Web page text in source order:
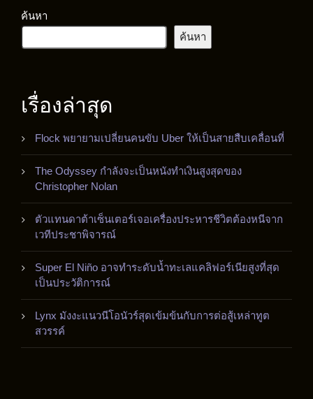
ค้นหา
ค้นหา
เรื่องล่าสุด
Flock พยายามเปลี่ยนคนขับ Uber ให้เป็นสายสืบเคลื่อนที่
The Odyssey กำลังจะเป็นหนังทำเงินสูงสุดของ
Christopher Nolan
ตัวแทนดาต้าเซ็นเตอร์เจอเครื่องประหารชีวิตต้องหนีจาก
เวทีประชาพิจารณ์
Super El Niño อาจทำระดับน้ำทะเลแคลิฟอร์เนียสูงที่สุด
เป็นประวัติการณ์
Lynx มังงะแนวนีโอนัวร์สุดเข้มข้นกับการต่อสู้เหล่าทูต
สวรรค์